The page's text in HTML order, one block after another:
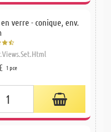
en verre - conique, env.
1 pce